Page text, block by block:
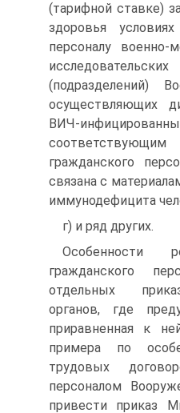
(тарифной ставке)
здоровья
персоналу военно-
(подразделений)
осуществляющих
ВИЧ-
гражданского
связана с
иммунодефицита
г) и ряд других.
Особенности
гражданского
отдельных
органов, где
приравненная к
примера по
трудовых
персоналом
привести приказ